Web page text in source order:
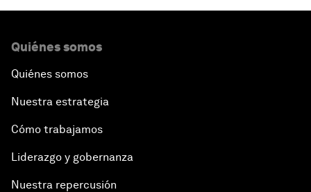
Quiénes somos
Quiénes somos
Nuestra estrategia
Cómo trabajamos
Liderazgo y gobernanza
Nuestra repercusión